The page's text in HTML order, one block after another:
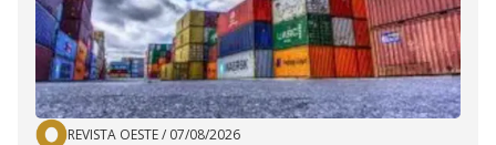
REVISTA OESTE/ 07/08/2026